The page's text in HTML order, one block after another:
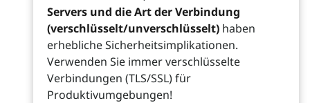
Servers und die Art der Verbindung
(verschlüsselt/unverschlüsselt) haben
erhebliche Sicherheitsimplikationen.
Verwenden Sie immer verschlüsselte
Verbindungen (TLS/SSL) für
Produktivumgebungen!